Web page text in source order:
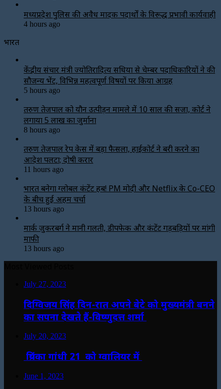
मध्यप्रदेश पुलिस की अवैध मादक पदार्थों के विरूद्ध प्रभावी कार्यवाही
4 hours ago
भारत
केंद्रीय संचार मंत्री ज्योतिरादित्य सिंधिया से चेम्बर पदाधिकारियों ने की
सौजन्य भेंट, विभिन्न महत्वपूर्ण विषयों पर किया आग्रह
5 hours ago
तरुण तेजपाल को यौन उत्पीड़न मामले में 10 साल की सजा, कोर्ट ने
लगाया ₹5 लाख का जुर्माना
8 hours ago
तरुण तेजपाल रेप केस में बड़ा फैसला, हाईकोर्ट ने बरी करने का
आदेश पलटा; दोषी करार
11 hours ago
भारत बनेगा ग्लोबल कंटेंट हब! PM मोदी और Netflix के Co-CEO
के बीच हुई अहम चर्चा
13 hours ago
मार्क जुकरबर्ग ने मानी गलती, डीपफेक और कंटेंट गड़बड़ियों पर मांगी
माफी
13 hours ago
July 27, 2023
दिग्विजय सिंह दिन-रात अपने बेटे को मुख्यमंत्री बनने
का सपना देखते हैं-विष्णुदत्त शर्मा
July 20, 2023
प्रियंका गांधी 21 को ग्वालियर में
June 1, 2023